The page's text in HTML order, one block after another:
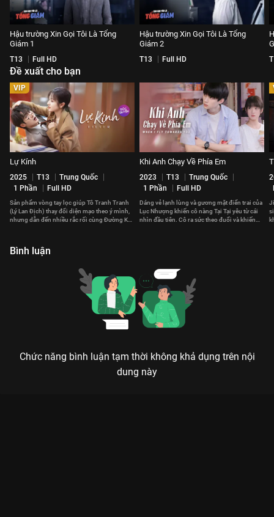
Hậu trường Xin Gọi Tôi Là Tổng
Giám 1
T13 Full HD
Hậu trường Xin Gọi Tôi Là Tổng
Giám 2
T13 Full HD
Đề xuất cho bạn
VIP
Lự Kính
2025 T13
Trung Quốc
1 Phần
Full HD
Sản phẩm vòng tay lọc giúp Tô Tranh Tranh
(Lý Lan Địch) thay đổi diện mạo theo ý mình,
nhưng dẫn đến nhiều rắc rối cùng Đường Kỳ
Khi Anh Chạy Về Phía Em
2023 T13
Trung Quốc
1 Phần
Full HD
Dáng vẻ lạnh lùng và gương mặt điển trai của
Lục Nhượng khiến cô nàng Tại Tại yêu từ cái
nhìn đầu tiên. Cô ra sức theo đuổi và khiến
Jira
Bình luận
Chức năng bình luận tạm thời không khả dụng trên nội
dung này